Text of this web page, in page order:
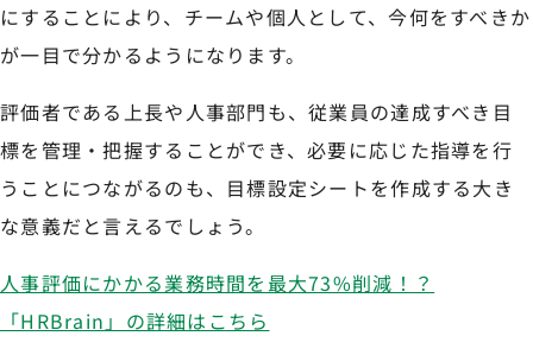
にすることにより、チームや個人として、今何をすべきか
が一目で分かるようになります。
評価者である上長や人事部門も、従業員の達成すべき目
標を管理・把握することができ、必要に応じた指導を行
うことにつながるのも、目標設定シートを作成する大き
な意義だと言えるでしょう。
人事評価にかかる業務時間を最大73%削減！？
「HRBrain」の詳細はこちら